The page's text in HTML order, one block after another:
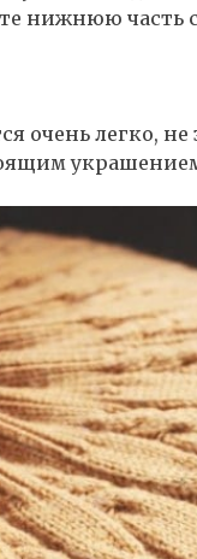
нижнюю часть
очень легко,